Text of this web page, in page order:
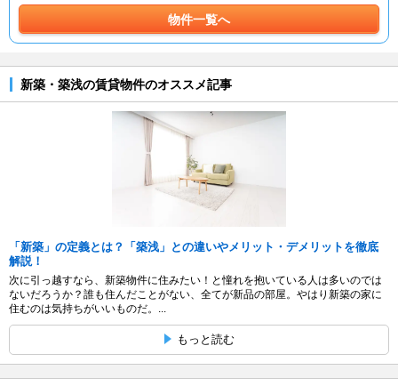
物件一覧へ
新築・築浅の賃貸物件のオススメ記事
「新築」の定義とは？「築浅」との違いやメリット・デメリットを徹底
解説！
次に引っ越すなら、新築物件に住みたい！と憧れを抱いている人は多いのでは
ないだろうか？誰も住んだことがない、全てが新品の部屋。やはり新築の家に
住むのは気持ちがいいものだ。...
もっと読む